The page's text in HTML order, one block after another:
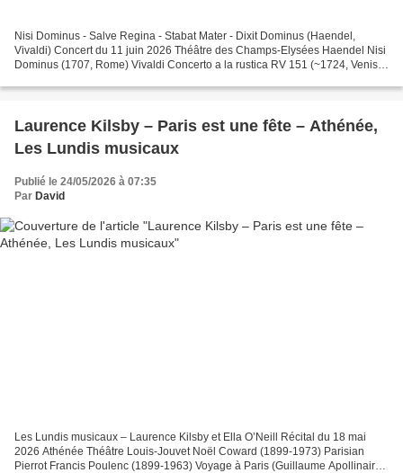
Nisi Dominus - Salve Regina - Stabat Mater - Dixit Dominus (Haendel,
Vivaldi) Concert du 11 juin 2026 Théâtre des Champs-Elysées Haendel Nisi
Dominus (1707, Rome) Vivaldi Concerto a la rustica RV 151 (~1724, Venise)
Laurence Kilsby – Paris est une fête – Athénée,
Les Lundis musicaux
Publié le 24/05/2026 à 07:35
Par David
Les Lundis musicaux – Laurence Kilsby et Ella O’Neill Récital du 18 mai
2026 Athénée Théâtre Louis-Jouvet Noël Coward (1899-1973) Parisian
Pierrot Francis Poulenc (1899-1963) Voyage à Paris (Guillaume Apollinaire)